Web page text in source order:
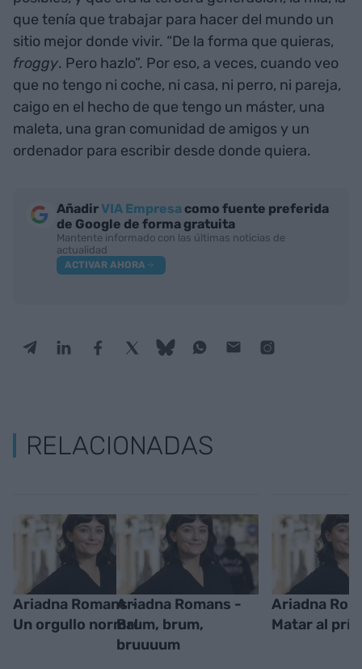
que tenía que trabajar para hacer del mundo un
sitio mejor donde vivir. “De la forma que quieras,
froggy. Pero hazlo”. Por eso, a veces, cuando veo
que no tengo ni coche, ni casa, ni perro, ni pareja,
caigo en el hecho de que tengo un máster, una
maleta, una gran comunidad de amigos y un
ordenador para escribir desde donde quiera.
AñadirVIA Empresa como fuente preferida
de Google de forma gratuita
Mantente informado con las últimas noticias de
actualidad
ACTIVAR AHORA
RELACIONADAS
Ariadna Romans -
Un orgullo normal
Ariadna Romans -
Brum, brum,
bruuuum
Ariadna
Matar al